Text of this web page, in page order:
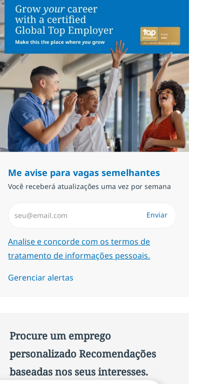
Me avise para vagas semelhantes
Você receberá atualizações uma vez por semana
Required
Analise e concorde com os termos de
tratamento de informações pessoais.
Enviar
Gerenciar alertas
Procure um emprego
personalizado Recomendações
baseadas nos seus interesses.